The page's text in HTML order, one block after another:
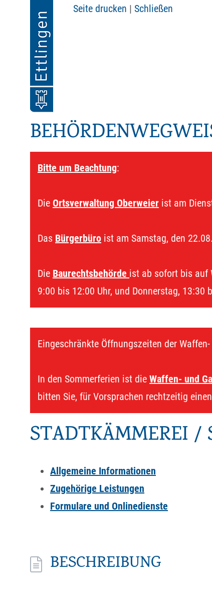
Seite drucken | Schließen
Bitte um Beachtung:
Die Ortsverwaltung Oberweier ist am
Das Bürgerbüro ist am Samstag, den
Die Baurechtsbehörde ist ab sofort bis auf
9:00 bis 12:00 Uhr, und Donnerstag,
Eingeschränkte Öffnungszeiten der
In den Sommerferien ist die Waffen- und
bitten Sie, für Vorsprachen rechtzeitig
STADTKÄMMEREI /
Allgemeine Informationen
Zugehörige Leistungen
Formulare und Onlinedienste
BESCHREIBUNG